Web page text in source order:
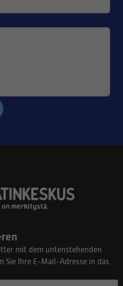
mit dem untenstehenden
Sie Ihre E-Mail-Adresse in das